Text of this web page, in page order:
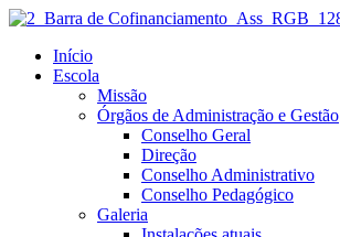
Início
Escola
Missão
Órgãos de Administração e Gestão
Conselho Geral
Direção
Conselho Administrativo
Conselho Pedagógico
Galeria